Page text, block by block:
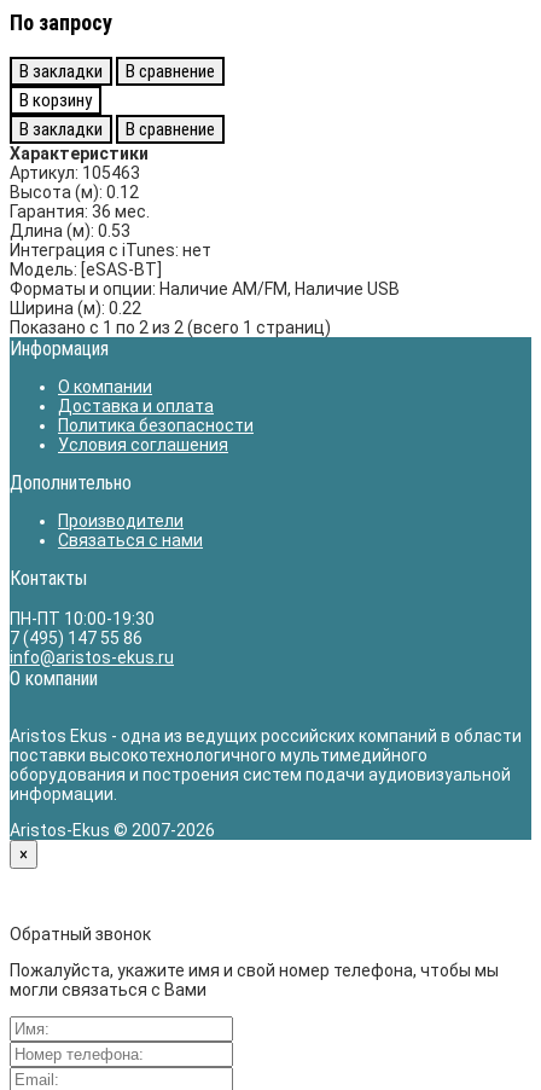
По запросу
В закладки
В сравнение
В корзину
В закладки
В сравнение
Характеристики
Артикул: 105463
Высота (м): 0.12
Гарантия: 36 мес.
Длина (м): 0.53
Интеграция с iTunes: нет
Модель: [eSAS-BT]
Форматы и опции: Наличие AM/FM, Наличие USB
Ширина (м): 0.22
Показано с 1 по 2 из 2 (всего 1 страниц)
Информация
О компании
Доставка и оплата
Политика безопасности
Условия соглашения
Дополнительно
Производители
Связаться с нами
Контакты
ПН-ПТ 10:00-19:30
7 (495) 147 55 86
info@aristos-ekus.ru
О компании
Aristos Ekus - одна из ведущих российских компаний в области
поставки высокотехнологичного мультимедийного
оборудования и построения систем подачи аудиовизуальной
информации.
Aristos-Ekus © 2007-2026
×
Обратный звонок
Пожалуйста, укажите имя и свой номер телефона, чтобы мы
могли связаться с Вами